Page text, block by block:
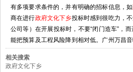
有多项要求条件的，并有明确的招标信息，如
商在进行政府文化下乡投标时感到很吃力，
公司等）在开展投标时，不要“闭门造车”，
能把预算及工程风险降到相对低。广州万昌
http://www.nijieshipping.com/Article/
相关搜索
政府文化下乡